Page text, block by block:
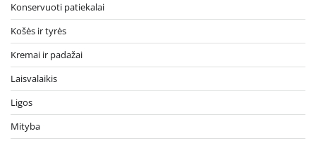
Konservuoti patiekalai
Košės ir tyrės
Kremai ir padažai
Laisvalaikis
Ligos
Mityba